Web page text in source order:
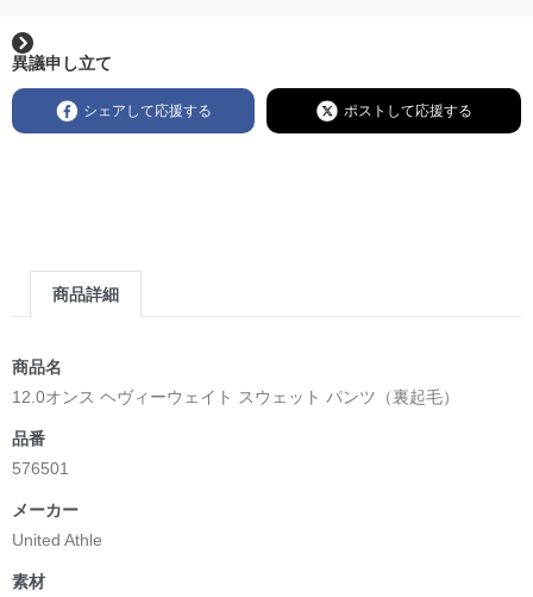
異議申し立て
シェアして応援する ポストして応援する
商品詳細
商品名
12.0オンス ヘヴィーウェイト スウェット パンツ（裏起毛）
品番
576501
メーカー
United Athle
素材